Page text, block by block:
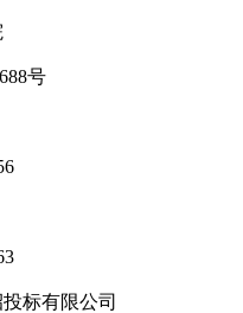
号
标有限公司